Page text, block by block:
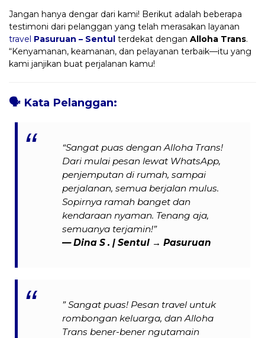
Jangan hanya dengar dari kami! Berikut adalah beberapa
testimoni dari pelanggan yang telah merasakan layanan
travel Pasuruan – Sentul terdekat dengan Alloha Trans.
“Kenyamanan, keamanan, dan pelayanan terbaik—itu yang
kami janjikan buat perjalanan kamu!
🗣️ Kata Pelanggan:
“Sangat puas dengan Alloha Trans!
Dari mulai pesan lewat WhatsApp,
penjemputan di rumah, sampai
perjalanan, semua berjalan mulus.
Sopirnya ramah banget dan
kendaraan nyaman. Tenang aja,
semuanya terjamin!”
—Dina S . | Sentul → Pasuruan
” Sangat puas! Pesan travel untuk
rombongan keluarga, dan Alloha
Trans bener-bener ngutamain